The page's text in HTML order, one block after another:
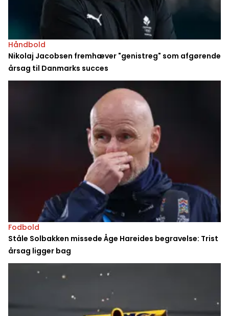
Håndbold
Nikolaj Jacobsen fremhæver "genistreg" som afgørende
årsag til Danmarks succes
Fodbold
Ståle Solbakken missede Åge Hareides begravelse: Trist
årsag ligger bag